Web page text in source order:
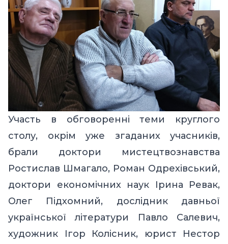
Участь в обговоренні теми круглого
столу, окрім уже згаданих учасників,
брали доктори мистецтвознавства
Ростислав Шмагало, Роман Одрехівський,
доктори економічних наук Ірина Ревак,
Олег Підхомний, дослідник давньої
української літератури Павло Салевич,
художник Ігор Колісник, юрист Нестор